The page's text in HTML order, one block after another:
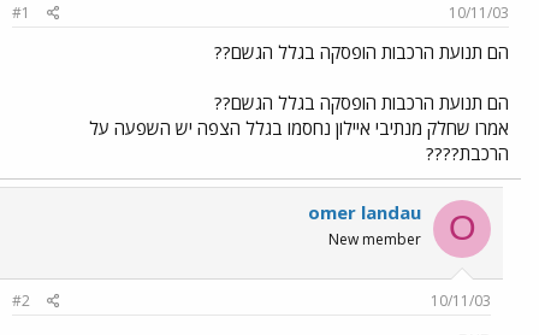
ך
10/11/03
#1
הם תנועת הרכבות הופסקה בגלל הגשם??
הם תנועת הרכבות הופסקה בגלל הגשם??
אמרו שחלק מנתיבי איילון נחסמו בגלל הצפה יש השפעה על
הרכבת????
O
omer landau
New member
10/11/03
#2